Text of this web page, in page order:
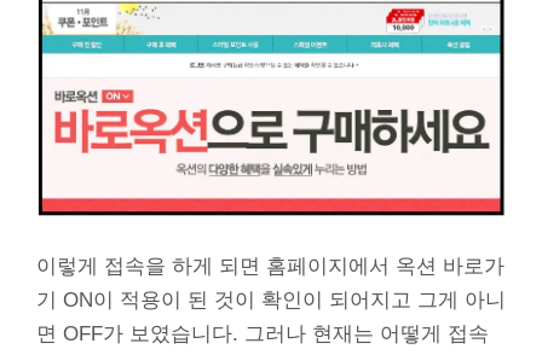
이렇게 접속을 하게 되면 홈페이지에서 옥션 바로가
기 ON이 적용이 된 것이 확인이 되어지고 그게 아니
면 OFF가 보였습니다. 그러나 현재는 어떻게 접속